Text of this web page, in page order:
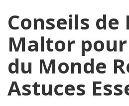
Conseils de
Maltor
du Monde
Astuces